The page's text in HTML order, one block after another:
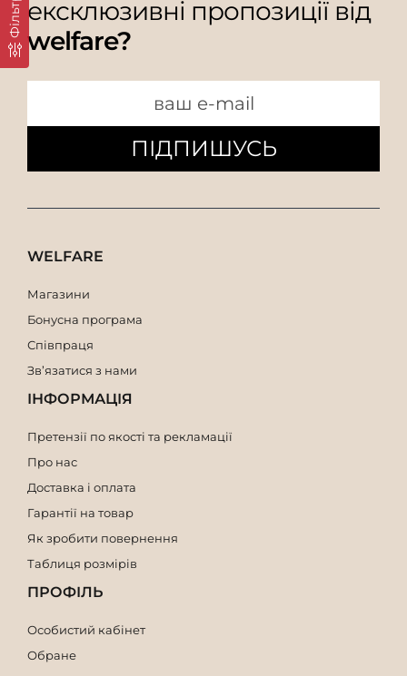
Фільтр ексклюзивні пропозиції від
welfare?
ПІДПИШУСЬ
WELFARE
Магазини
Бонусна програма
Співпраця
Зв’язатися з нами
ІНФОРМАЦІЯ
Претензії по якості та рекламації
Про нас
Доставка і оплата
Гарантії на товар
Як зробити повернення
Таблиця розмірів
ПРОФІЛЬ
Особистий кабінет
Обране